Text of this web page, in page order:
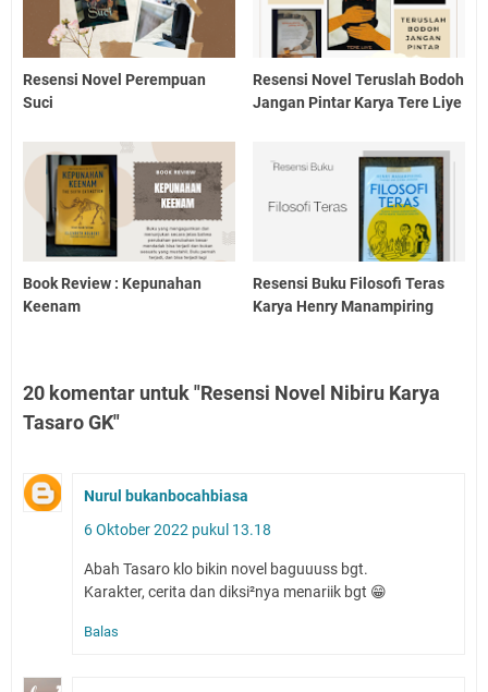
Resensi Novel Perempuan
Suci
Resensi Novel Teruslah Bodoh
Jangan Pintar Karya Tere Liye
Book Review : Kepunahan
Keenam
Resensi Buku Filosofi Teras
Karya Henry Manampiring
20 komentar untuk "Resensi Novel Nibiru Karya
Tasaro GK"
Nurul bukanbocahbiasa
6 Oktober 2022 pukul 13.18
Abah Tasaro klo bikin novel baguuuss bgt.
Karakter, cerita dan diksi²nya menariik bgt 😁
Balas